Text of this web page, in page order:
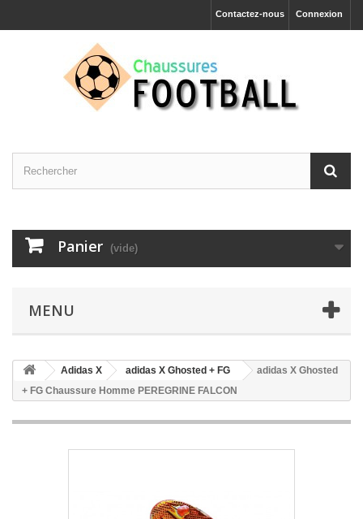
Connexion
Contactez-nous
Panier (vide)
MENU
Adidas X adidas X Ghosted + FG
adidas X Ghosted
+ FG Chaussure Homme PEREGRINE FALCON